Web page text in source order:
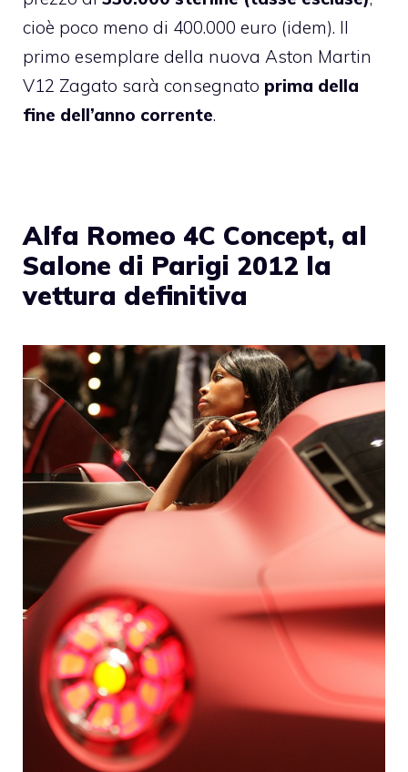
cioè poco meno di 400.000 euro (idem). Il
primo esemplare della nuova Aston Martin
V12 Zagato sarà consegnato prima della
fine dell’anno corrente.
Alfa Romeo 4C Concept, al
Salone di Parigi 2012 la
vettura definitiva